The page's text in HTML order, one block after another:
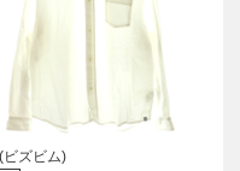
ズビム)